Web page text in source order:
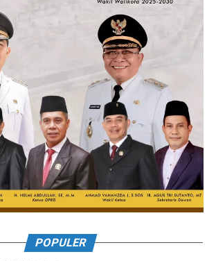
POPULER